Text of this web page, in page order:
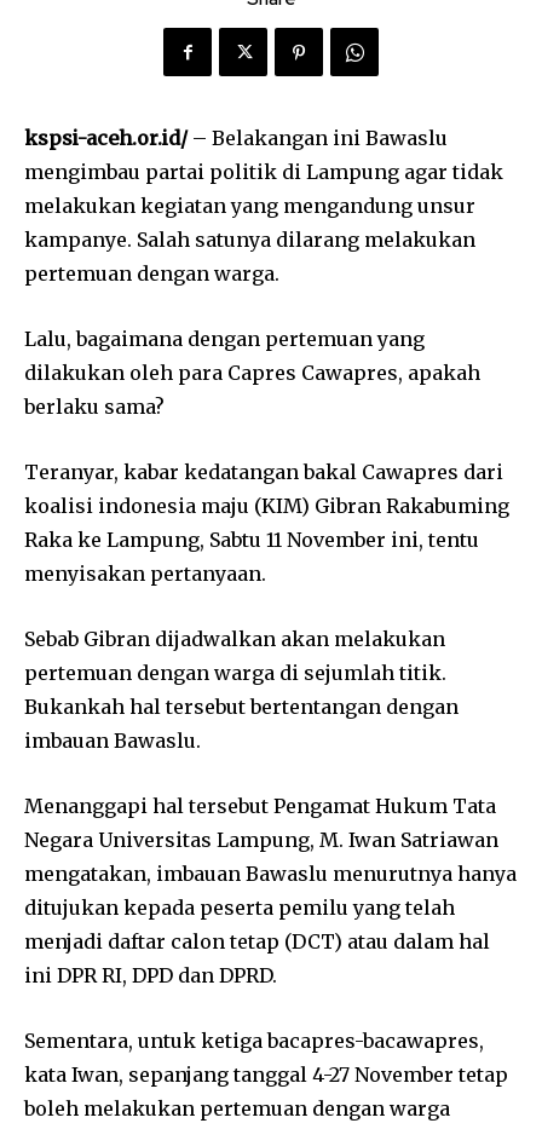
kspsi-aceh.or.id/– Belakangan ini Bawaslu
mengimbau partai politik di Lampung agar tidak
melakukan kegiatan yang mengandung unsur
kampanye. Salah satunya dilarang melakukan
pertemuan dengan warga.
Lalu, bagaimana dengan pertemuan yang
dilakukan oleh para Capres Cawapres, apakah
berlaku sama?
Teranyar, kabar kedatangan bakal Cawapres dari
koalisi indonesia maju (KIM) Gibran Rakabuming
Raka ke Lampung, Sabtu 11 November ini, tentu
menyisakan pertanyaan.
Sebab Gibran dijadwalkan akan melakukan
pertemuan dengan warga di sejumlah titik.
Bukankah hal tersebut bertentangan dengan
imbauan Bawaslu.
Menanggapi hal tersebut Pengamat Hukum Tata
Negara Universitas Lampung, M. Iwan Satriawan
mengatakan, imbauan Bawaslu menurutnya hanya
ditujukan kepada peserta pemilu yang telah
menjadi daftar calon tetap (DCT) atau dalam hal
ini DPR RI, DPD dan DPRD.
Sementara, untuk ketiga bacapres-bacawapres,
kata Iwan, sepanjang tanggal 4-27 November tetap
boleh melakukan pertemuan dengan warga